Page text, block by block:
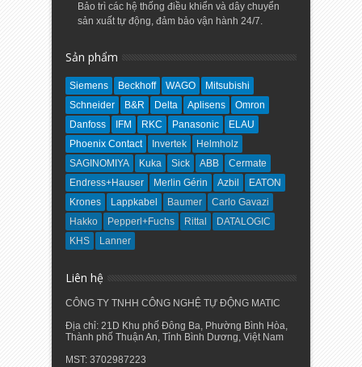
Bảo trì các hệ thống điều khiển và dây chuyển
sản xuất tự động, đảm bảo vận hành 24/7.
Sản phẩm
Siemens Beckhoff WAGO
Mitsubishi
Schneider
B&R Delta Aplisens
Omron
Danfoss
IFM RKC Panasonic
ELAU
Phoenix Contact
Invertek
Helmholz
SAGINOMIYA
Kuka Sick ABB
Cermate
Endress+Hauser
Merlin Gérin Azbil
EATON
Krones
Lappkabel Baumer
Carlo Gavazi
Hakko
Pepperl+Fuchs Rittal
DATALOGIC
KHS
Lanner
Liên hệ
CÔNG TY TNHH CÔNG NGHỆ TỰ ĐỘNG MATIC
Địa chỉ: 21D Khu phố Đông Ba, Phường Bình Hòa,
Thành phố Thuận An, Tỉnh Bình Dương, Việt Nam
MST: 3702987223